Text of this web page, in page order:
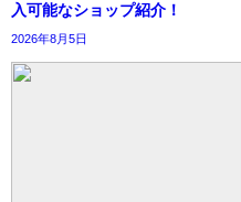
入可能なショップ紹介！
2026年8月5日